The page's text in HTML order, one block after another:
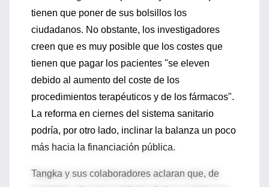
tienen que poner de sus bolsillos los
ciudadanos. No obstante, los investigadores
creen que es muy posible que los costes que
tienen que pagar los pacientes "se eleven
debido al aumento del coste de los
procedimientos terapéuticos y de los fármacos".
La reforma en ciernes del sistema sanitario
podría, por otro lado, inclinar la balanza un poco
más hacia la financiación pública.
Tangka y sus colaboradores aclaran que, de